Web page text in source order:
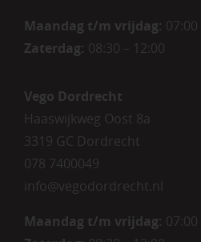
Maandag t/m vrijdag: 07:00
Zaterdag: 08:30 – 12:00
Vego Dordrecht
Haaswijkweg Oost 8a
3319 GC Dordrecht
078 7400049
info@vegodordrecht.nl
Maandag t/m vrijdag: 07:00